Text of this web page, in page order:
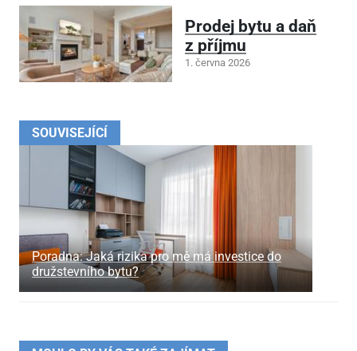
SOUVISEJÍCÍ
Poradna: Jaká rizika pro mě má investice do
družstevního bytu?
Prodej bytu a daň
z příjmu
1. června 2026